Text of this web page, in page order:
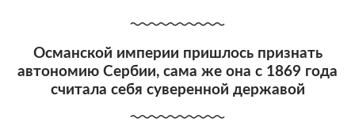
Османской империи пришлось признать
автономию Сербии, сама же она с 1869 года
считала себя суверенной державой